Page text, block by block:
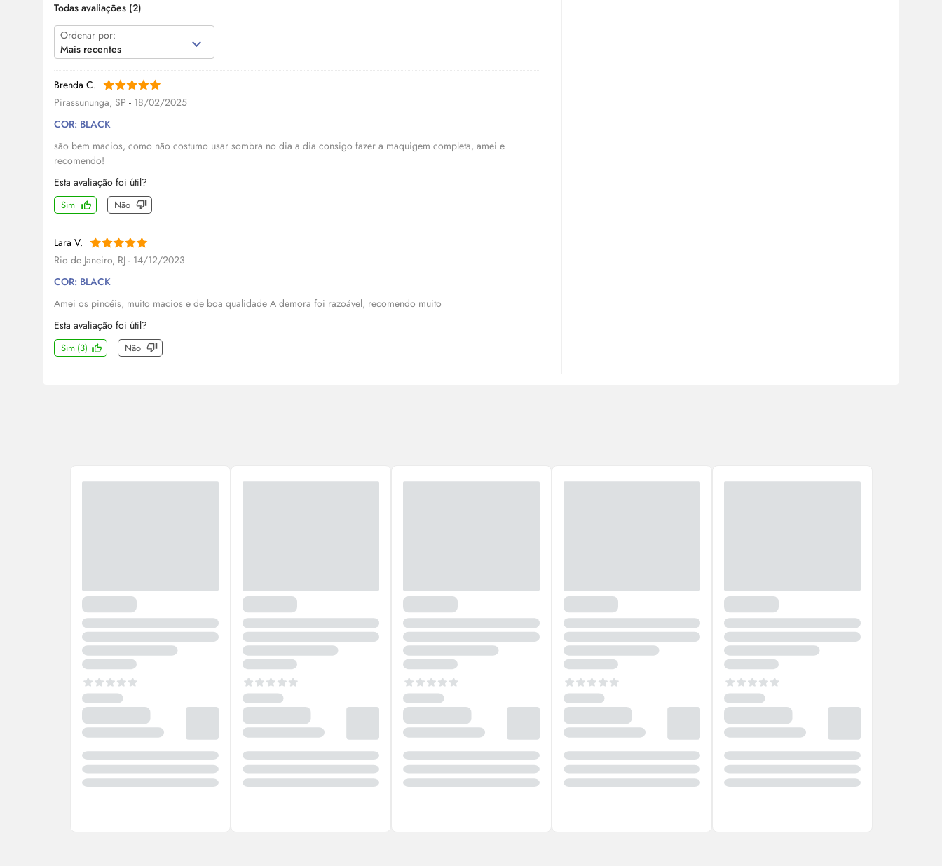
Todas avaliações (2)
Ordenar por:
Mais recentes
Brenda C.
Pirassununga, SP - 18/02/2025
COR: BLACK
são bem macios, como não costumo usar sombra no dia a dia consigo fazer a maquigem completa, amei e
recomendo!
Esta avaliação foi útil?
Sim Não
Lara V.
Rio de Janeiro, RJ - 14/12/2023
COR: BLACK
Amei os pincéis, muito macios e de boa qualidade A demora foi razoável, recomendo muito
Esta avaliação foi útil?
Sim (3) Não